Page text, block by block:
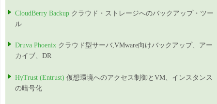
CloudBerry Backup クラウド・ストレージへのバックアップ・ツー
ル
Druva Phoenix クラウド型サーバ,VMware向けバックアップ、アー
カイブ、DR
HyTrust (Entrust) 仮想環境へのアクセス制御とVM、インスタンス
の暗号化